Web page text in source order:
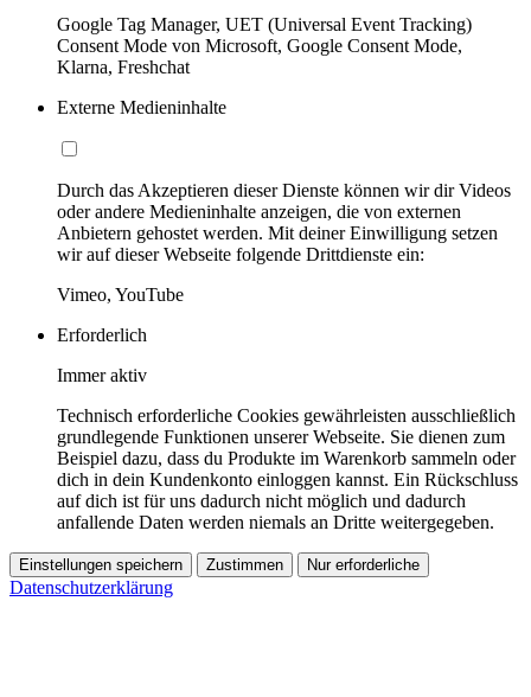
Google Tag Manager, UET (Universal Event Tracking)
Consent Mode von Microsoft, Google Consent Mode,
Klarna, Freshchat
Externe Medieninhalte
Durch das Akzeptieren dieser Dienste können wir dir Videos
oder andere Medieninhalte anzeigen, die von externen
Anbietern gehostet werden. Mit deiner Einwilligung setzen
wir auf dieser Webseite folgende Drittdienste ein:
Vimeo, YouTube
Erforderlich
Immer aktiv
Technisch erforderliche Cookies gewährleisten ausschließlich
grundlegende Funktionen unserer Webseite. Sie dienen zum
Beispiel dazu, dass du Produkte im Warenkorb sammeln oder
dich in dein Kundenkonto einloggen kannst. Ein Rückschluss
auf dich ist für uns dadurch nicht möglich und dadurch
anfallende Daten werden niemals an Dritte weitergegeben.
Einstellungen speichern Zustimmen Nur erforderliche
Datenschutzerklärung